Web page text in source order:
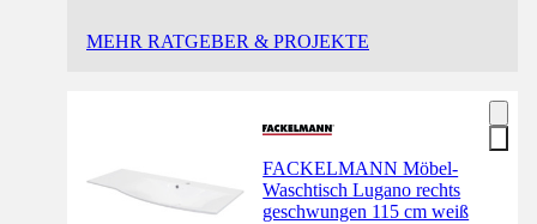
MEHR RATGEBER & PROJEKTE
FACKELMANN Möbel-
Waschtisch Lugano rechts
geschwungen 115 cm weiß